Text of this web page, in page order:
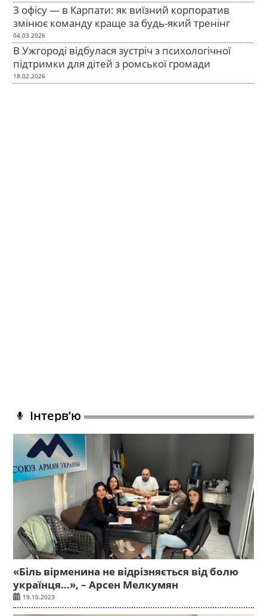
З офісу — в Карпати: як виїзний корпоратив
змінює команду краще за будь-який тренінг
04.03.2026
В Ужгороді відбулася зустріч з психологічної
підтримки для дітей з ромської громади
18.02.2026
Інтерв’ю
«Біль вірменина не відрізняється від болю
українця…», – Арсен Мелкумян
19.10.2023